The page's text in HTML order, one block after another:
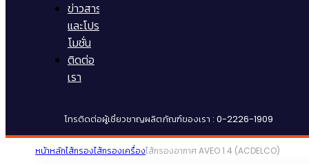
ข่าวสาร
และโปร
โมชั่น
ติดต่อ
เรา
โทรติดต่อผู้เชี่ยวชาญผลิตภัณฑ์ของเรา : 0-2226-1909
หน้าหลักไส้กรองไส้กรองเครื่องไส้กรองอากาศ AVEO 1.4 (ACDELCO)